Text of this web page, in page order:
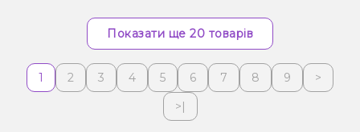
Показати ще 20 товарів
1 2 3 4 5 6 7 8 9
>
>|